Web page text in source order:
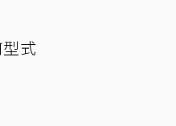
式